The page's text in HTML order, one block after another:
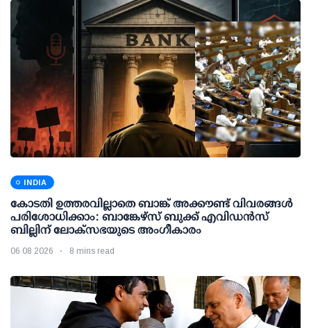
INDIA
കോടതി ഉത്തരവില്ലാതെ ബാങ്ക് അക്കൗണ്ട് വിവരങ്ങള്‍
പരിശോധിക്കാം: ബാങ്കേഴ്സ് ബുക്ക് എവിഡന്‍സ്
ബില്ലിന് ലോക്സഭയുടെ അംഗീകാരം
06 08 2026 8 mins read